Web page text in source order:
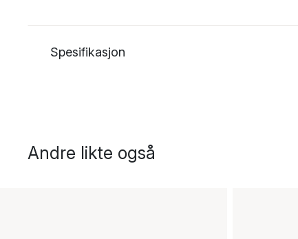
Spesifikasjon
Andre likte også